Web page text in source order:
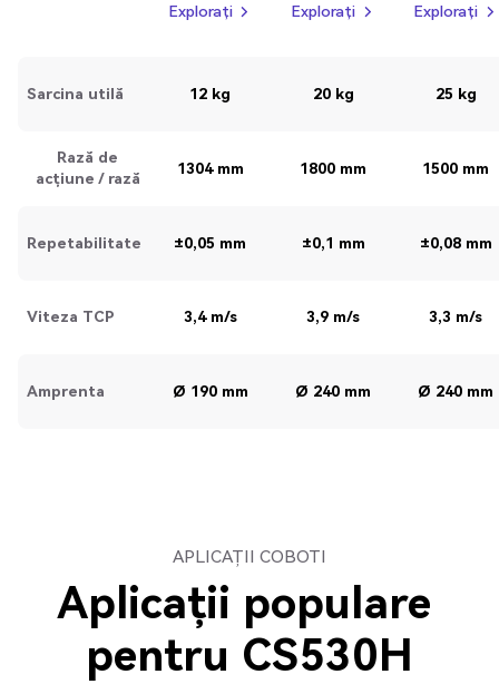
Sarcina utilă
Rază de
acțiune / rază
Repetabilitate
Viteza TCP
Amprenta
Explorați
12 kg
1304 mm
±0,05 mm
3,4 m/s
Ø 190 mm
Explorați
20 kg
1800 mm
±0,1 mm
3,9 m/s
Ø 240 mm
Explorați
25 kg
1500 mm
±0,08 mm
3,3 m/s
Ø 240 mm
APLICAȚII COBOTI
Aplicații populare
pentru CS530H